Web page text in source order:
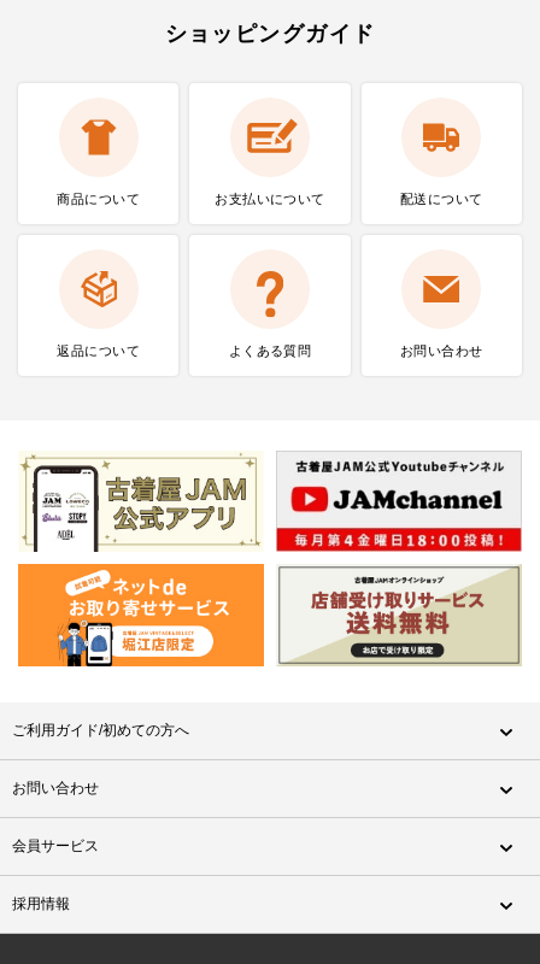
ショッピングガイド
商品について お支払いについて 配送について
返品について よくある質問 お問い合わせ
ご利用ガイド/初めての方へ
お問い合わせ
会員サービス
採用情報